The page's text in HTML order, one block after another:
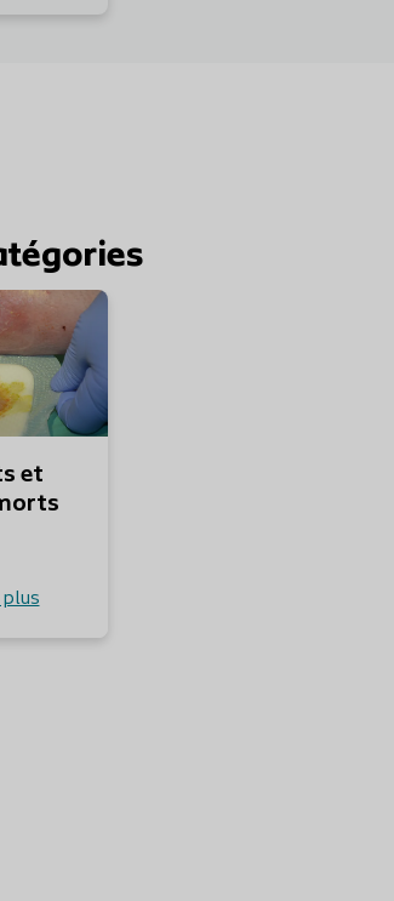
En savoir plus
et
plus